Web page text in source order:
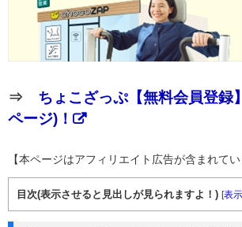
⇒ ちょこざっぷ【無料会員登録
ページ)！
【本ページはアフィリエイト広告が含まれてい
目次(表示させると見出しが見られますよ！) [表